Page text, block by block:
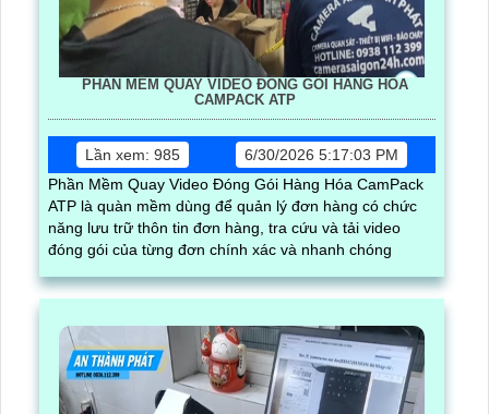
PHẦN MỀM QUAY VIDEO ĐÓNG GÓI HÀNG HÓA
CAMPACK ATP
Lần xem: 985
6/30/2026 5:17:03 PM
Phần Mềm Quay Video Đóng Gói Hàng Hóa CamPack
ATP là quàn mềm dùng để quản lý đơn hàng có chức
năng lưu trữ thôn tin đơn hàng, tra cứu và tải video
đóng gói của từng đơn chính xác và nhanh chóng